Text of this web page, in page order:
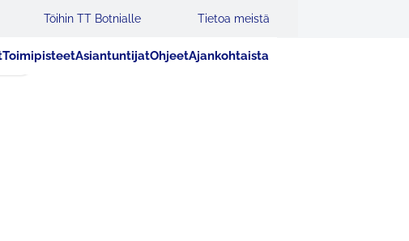
Töihin TT Botnialle Tietoa meistä
ToimipisteetAsiantuntijatOhjeetAjankohtaista